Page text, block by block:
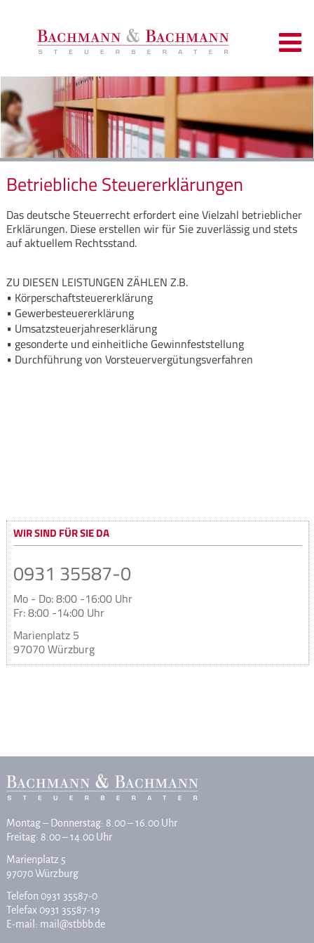
Betriebliche Steuererklärungen
Das deutsche Steuerrecht erfordert eine Vielzahl betrieblicher
Erklärungen. Diese erstellen wir für Sie zuverlässig und stets
auf aktuellem Rechtsstand.
ZU DIESEN LEISTUNGEN ZÄHLEN Z.B.
Körperschaftsteuererklärung
Gewerbesteuererklärung
Umsatzsteuerjahreserklärung
gesonderte und einheitliche Gewinnfeststellung
Durchführung von Vorsteuervergütungsverfahren
WIR SIND FÜR SIE DA
0931 35587-0
Mo - Do: 8:00 -16:00 Uhr
Fr: 8:00 -14:00 Uhr
Marienplatz 5
97070 Würzburg
Montag – Donnerstag: 8.00 – 16.00 Uhr
Freitag: 8.00 – 14.00 Uhr
Marienplatz 5
97070 Würzburg
Telefon 0931 35587-0
Telefax 0931 35587-19
E-mail: mail@stbbb.de